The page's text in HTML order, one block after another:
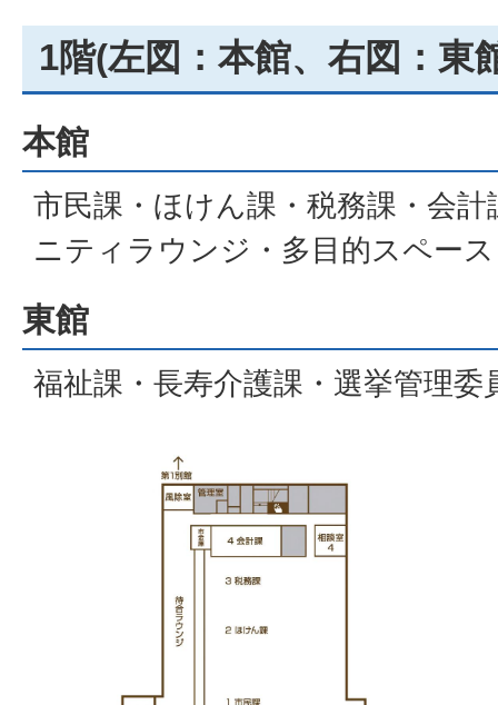
1階(左図：本館、右図：東
本館
市民課・ほけん課・税務課・会
ニティラウンジ・多目的スペース
東館
福祉課・長寿介護課・選挙管理委